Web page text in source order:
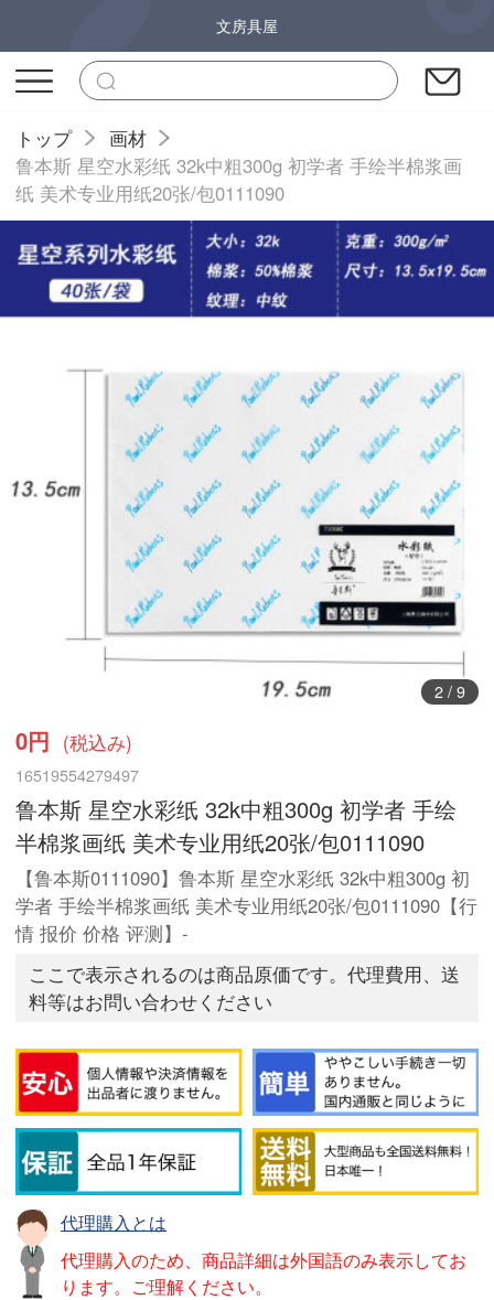
文房具屋
トップ
画材
鲁本斯 星空水彩纸 32k中粗300g 初学者 手绘半棉浆画
纸 美术专业用纸20张/包0111090
3/ 9
0円 (税込み)
16519554279497
鲁本斯 星空水彩纸 32k中粗300g 初学者 手绘
半棉浆画纸 美术专业用纸20张/包0111090
【鲁本斯0111090】鲁本斯 星空水彩纸 32k中粗300g 初
学者 手绘半棉浆画纸 美术专业用纸20张/包0111090【行
情 报价 价格 评测】-
ここで表示されるのは商品原価です。代理費用、送
料等はお問い合わせください
代理購入とは
代理購入のため、商品詳細は外国語のみ表示してお
ります。ご理解ください。